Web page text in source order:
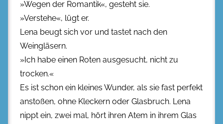
»Wegen der Romantik«, gesteht sie.
»Verstehe«, lügt er.
Lena beugt sich vor und tastet nach den
Weingläsern.
»Ich habe einen Roten ausgesucht, nicht zu
trocken.«
Es ist schon ein kleines Wunder, als sie fast perfekt
anstoßen, ohne Kleckern oder Glasbruch. Lena
nippt ein, zwei mal, hört ihren Atem in ihrem Glas